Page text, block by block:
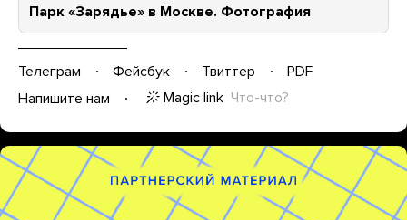
Парк «Зарядье» в Москве. Фотография
Телеграм Фейсбук Твиттер
PDF
Напишите нам
Magic link Что-что?